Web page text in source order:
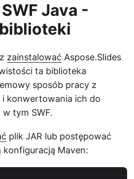
Java -
zainstalować Aspose.Slides
ta biblioteka
sposób pracy z
i konwertowania ich do
tym SWF.
plik JAR lub postępować
Maven: